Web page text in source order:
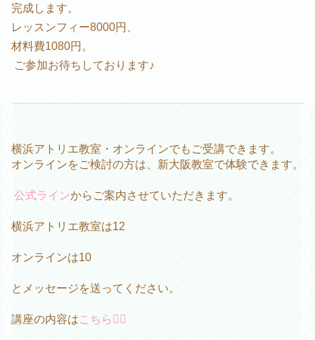
完成します。
レッスンフィー8000円、
材料費1080円。
ご参加お待ちしております♪
横浜アトリエ教室・オンラインでもご受講できます。
オンラインをご検討の方は、新大阪教室で体験できます。
公式ラインからご案内させていただきます。
横浜アトリエ教室は12
オンラインは10
とメッセージを送ってください。
講座の内容はこちら💁‍♀️